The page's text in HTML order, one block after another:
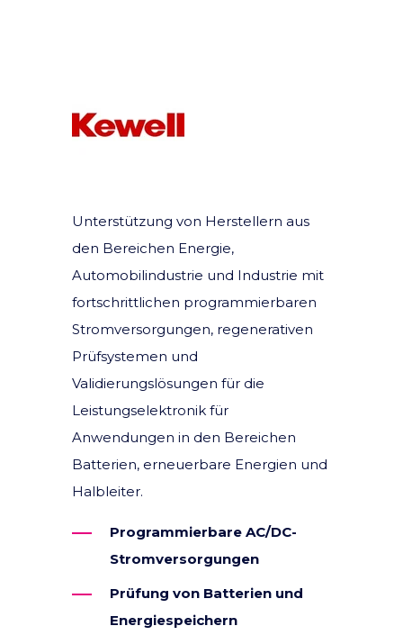
Unterstützung von Herstellern aus
den Bereichen Energie,
Automobilindustrie und Industrie mit
fortschrittlichen programmierbaren
Stromversorgungen, regenerativen
Prüfsystemen und
Validierungslösungen für die
Leistungselektronik für
Anwendungen in den Bereichen
Batterien, erneuerbare Energien und
Halbleiter.
Programmierbare AC/DC-
Stromversorgungen
Prüfung von Batterien und
Energiespeichern